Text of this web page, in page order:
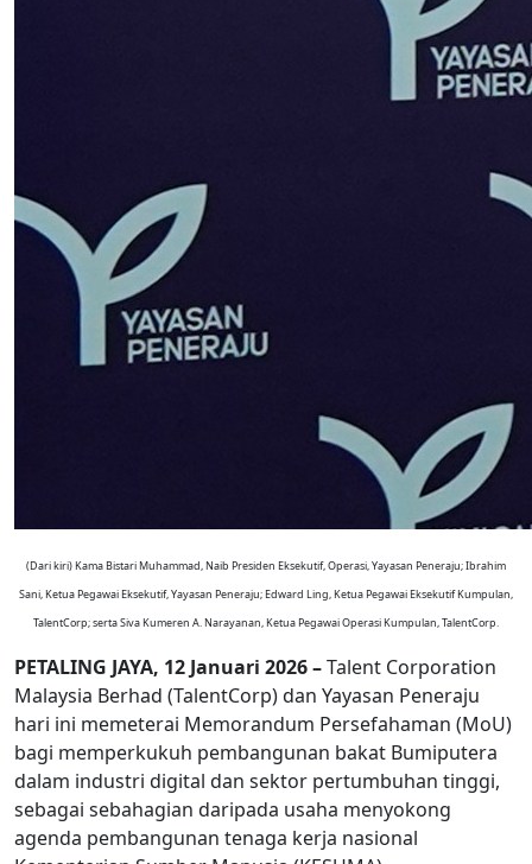
(Dari kiri) Kama Bistari Muhammad, Naib Presiden Eksekutif, Operasi, Yayasan Peneraju; Ibrahim
Sani, Ketua Pegawai Eksekutif, Yayasan Peneraju; Edward Ling, Ketua Pegawai Eksekutif Kumpulan,
TalentCorp; serta Siva Kumeren A. Narayanan, Ketua Pegawai Operasi Kumpulan, TalentCorp.
PETALING JAYA, 12 Januari 2026 –Talent Corporation
Malaysia Berhad (TalentCorp) dan Yayasan Peneraju
hari ini memeterai Memorandum Persefahaman (MoU)
bagi memperkukuh pembangunan bakat Bumiputera
dalam industri digital dan sektor pertumbuhan tinggi,
sebagai sebahagian daripada usaha menyokong
agenda pembangunan tenaga kerja nasional